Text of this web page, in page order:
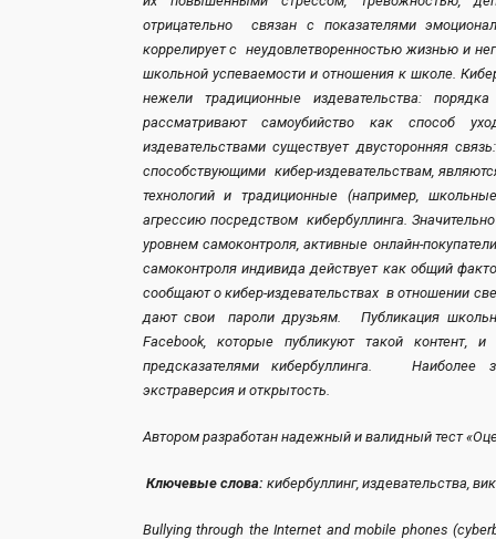
отрицательно связан с показателями
коррелирует с неудовлетворенностью жизнью и
школьной успеваемости и отношения к школе.
нежели традиционные издевательства:
рассматривают самоубийство как способ
издевательствами существует двусторонняя
способствующими кибер-издевательствам,
технологий и традиционные (например,
агрессию посредством кибербуллинга.
уровнем самоконтроля, активные онлайн-
самоконтроля индивида действует как общий
сообщают о кибер-издевательствах в отношении
дают свои пароли друзьям. Публикация
Facebook, которые публикуют такой
предсказателями кибербуллинга. Наиболее
экстраверсия и открытость.
Автором разработан надежный и валидный тест
Ключевые слова: кибербуллинг, издевательства,
Bullying through the Internet and mobile phones